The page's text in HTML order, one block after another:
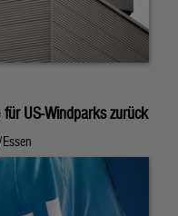
US-Windparks zurück